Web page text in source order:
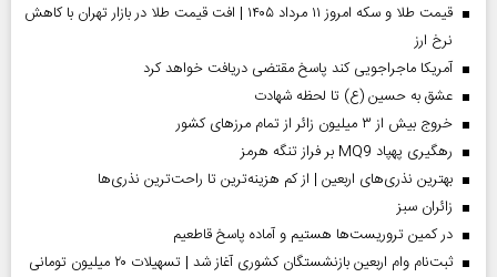
قیمت طلا و سکه امروز ۱۱ مرداد ۱۴۰۵ | افت قیمت طلا در بازار تهران با کاهش
نرخ ارز
آمریکا ماجراجویی کند پاسخ مقتضی دریافت خواهد کرد
عشق به حسین (ع) تا لحظه شهادت
خروج بیش از ۳ میلیون زائر از تمام مرز‌های کشور
رهگیری پهپاد MQ9 بر فراز تنگه هرمز
بهترین نذری‌های اربعین | از کم هزینه‌ترین تا راحت‌ترین نذری‌ها
‌زائران سبز
در کمین تروریست‌ها هستیم و آماده پاسخ قاطعیم
ثبت‌نام وام اربعین بازنشستگان کشوری آغاز شد | تسهیلات ۲۰ میلیون تومانی